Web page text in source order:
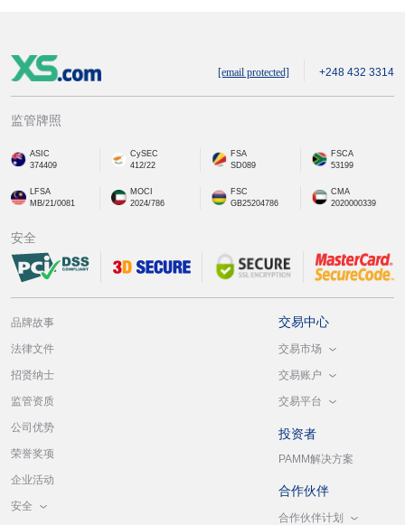
[email protected] +248 432 3314
监管牌照
ASIC
374409
CySEC
412/22
FSA
SD089
FSCA
53199
LFSA
MB/21/0081
MOCI
2024/786
FSC
GB25204786
CMA
2020000339
安全
品牌故事
法律文件
招贤纳士
监管资质
公司优势
荣誉奖项
企业活动
安全
交易中心
交易市场
交易账户
交易平台
投资者
PAMM解决方案
合作伙伴
合作伙伴计划